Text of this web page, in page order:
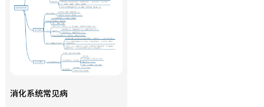
消化系统常见病